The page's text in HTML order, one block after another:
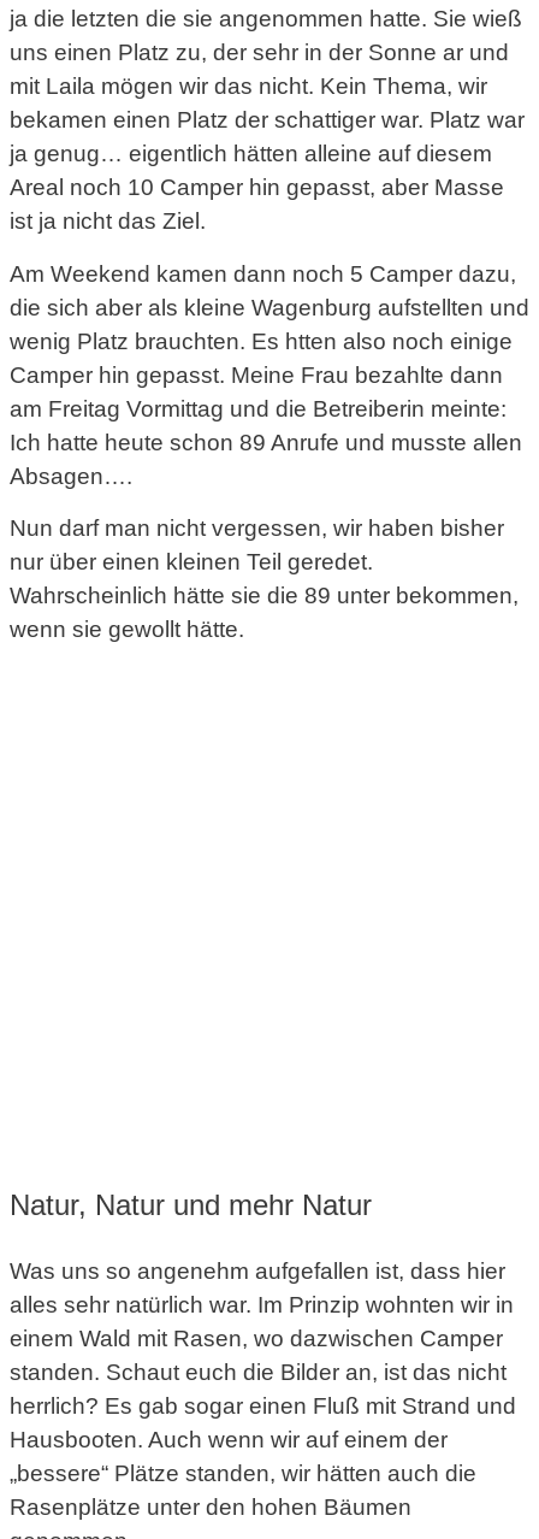
ja die letzten die sie angenommen hatte. Sie wieß
uns einen Platz zu, der sehr in der Sonne ar und
mit Laila mögen wir das nicht. Kein Thema, wir
bekamen einen Platz der schattiger war. Platz war
ja genug… eigentlich hätten alleine auf diesem
Areal noch 10 Camper hin gepasst, aber Masse
ist ja nicht das Ziel.
Am Weekend kamen dann noch 5 Camper dazu,
die sich aber als kleine Wagenburg aufstellten und
wenig Platz brauchten. Es htten also noch einige
Camper hin gepasst. Meine Frau bezahlte dann
am Freitag Vormittag und die Betreiberin meinte:
Ich hatte heute schon 89 Anrufe und musste allen
Absagen….
Nun darf man nicht vergessen, wir haben bisher
nur über einen kleinen Teil geredet.
Wahrscheinlich hätte sie die 89 unter bekommen,
wenn sie gewollt hätte.
Natur, Natur und mehr Natur
Was uns so angenehm aufgefallen ist, dass hier
alles sehr natürlich war. Im Prinzip wohnten wir in
einem Wald mit Rasen, wo dazwischen Camper
standen. Schaut euch die Bilder an, ist das nicht
herrlich? Es gab sogar einen Fluß mit Strand und
Hausbooten. Auch wenn wir auf einem der
„bessere“ Plätze standen, wir hätten auch die
Rasenplätze unter den hohen Bäumen